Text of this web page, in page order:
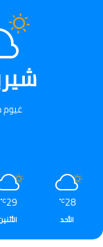
غيوم
28
℃
الأحد
29
℃